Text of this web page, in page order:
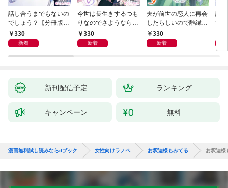
話し合うまでもないの
でしょう？【分冊版】
1 330
新着
今世は長生きするつも
りなのでさようなら
【分冊版】1
330
新着
夫が前世の恋人に再会
したらしいので離縁し
ます【分冊版】1
330
新着
話
で
新刊配信予定 ランキング
キャンペーン 無料
漫画無料試し読みならdブック 女性向けラノベ お釈迦様もみてる お釈迦